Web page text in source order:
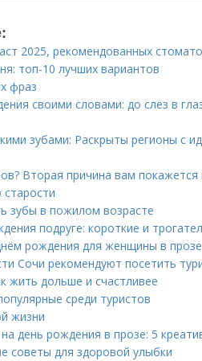
2025, рекомендованных
топ-10 лучших вариантов
фраз
своими словами: до слез в
зубами: Раскрыты регионы с
Вторая причина вам
зубы в пожилом возрасте
подруге: короткие и
рождения для женщины в прозе
Сочи рекомендуют посетить
жить дольше и счастливее
среди туристов
жизни
день рождения в прозе: 5
советы для здоровой улыбки